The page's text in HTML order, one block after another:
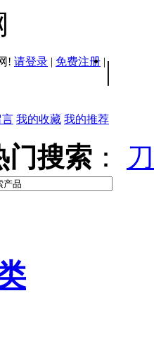
! 请登录 | 免费注册 | |
言 我的收藏 我的推荐
门搜索 ：